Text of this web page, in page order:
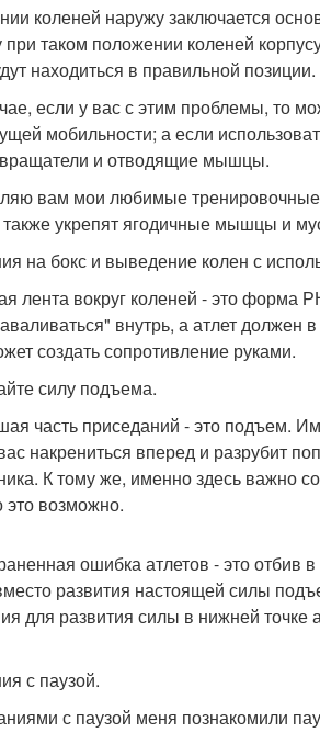
коленей наружу заключается
при таком положении коленей
находиться в правильной позиции.
если у вас с этим проблемы, то
мобильности; а если
и отводящие мышцы.
вам мои любимые тренировочные
укрепят ягодичные мышцы и
на бокс и выведение колен с
лента вокруг коленей - это форма
внутрь, а атлет должен
создать сопротивление руками.
силу подъема.
часть приседаний - это подъем.
накрениться вперед и разрубит
К тому же, именно здесь важно
это возможно.
ошибка атлетов - это отбив
развития настоящей силы
для развития силы в нижней точке
с паузой.
с паузой меня познакомили